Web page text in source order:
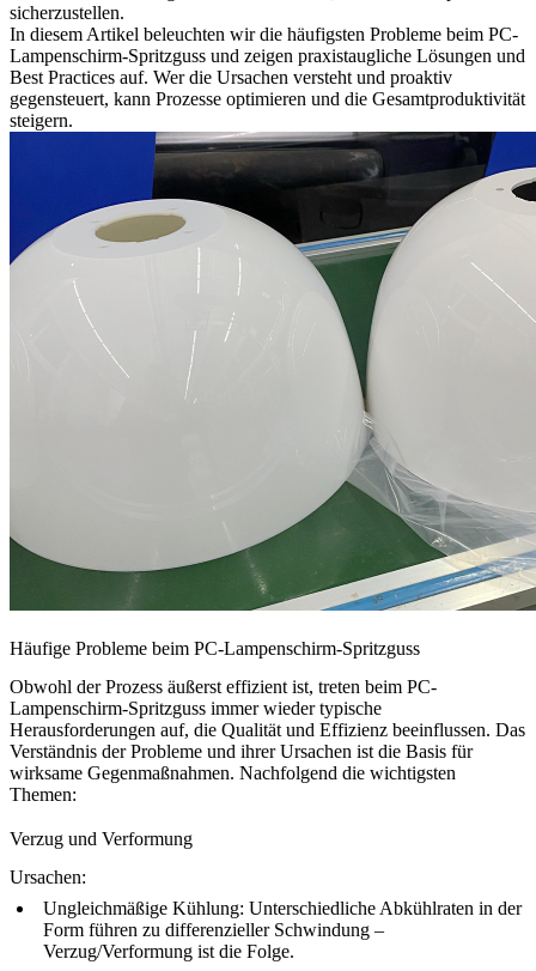
sicherzustellen.
In diesem Artikel beleuchten wir die häufigsten Probleme beim PC-
Lampenschirm-Spritzguss und zeigen praxistaugliche Lösungen und
Best Practices auf. Wer die Ursachen versteht und proaktiv
gegensteuert, kann Prozesse optimieren und die Gesamtproduktivität
steigern.
Häufige Probleme beim PC-Lampenschirm-Spritzguss
Obwohl der Prozess äußerst effizient ist, treten beim PC-
Lampenschirm-Spritzguss immer wieder typische
Herausforderungen auf, die Qualität und Effizienz beeinflussen. Das
Verständnis der Probleme und ihrer Ursachen ist die Basis für
wirksame Gegenmaßnahmen. Nachfolgend die wichtigsten
Themen:
Verzug und Verformung
Ursachen:
Ungleichmäßige Kühlung: Unterschiedliche Abkühlraten in der
Form führen zu differenzieller Schwindung –
Verzug/Verformung ist die Folge.